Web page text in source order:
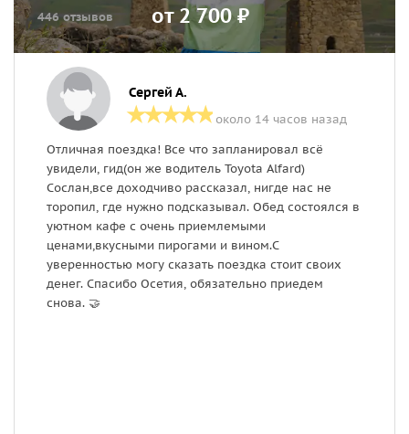
446 отзывов от 2 700 ₽
Сергей А.
около 14 часов назад
Отличная поездка! Все что запланировал всё
увидели, гид(он же водитель Toyota Alfard)
Сослан,все доходчиво рассказал, нигде нас не
торопил, где нужно подсказывал. Обед состоялся в
уютном кафе с очень приемлемыми
ценами,вкусными пирогами и вином.С
уверенностью могу сказать поездка стоит своих
денег. Спасибо Осетия, обязательно приедем
снова. 🤝